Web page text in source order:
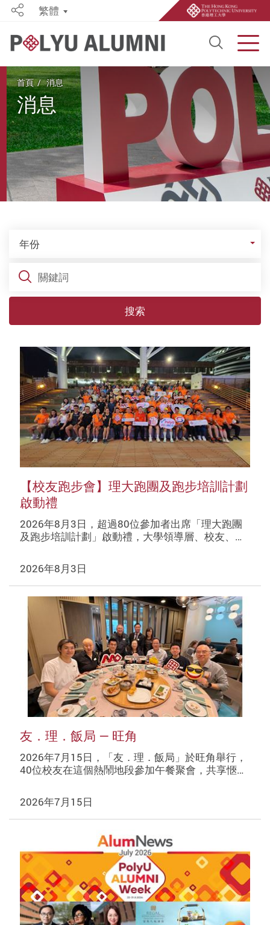
Open
Share繁體
Start main content
首頁 消息
消息
年份
關鍵詞
搜索
【校友跑步會】理大跑團及跑步培訓計劃
啟動禮
2026年8月3日，超過80位參加者出席「理大跑團
及跑步培訓計劃」啟動禮，大學領導層、校友、…
2026年8月3日
友．理．飯局 — 旺角
2026年7月15日，「友．理．飯局」於旺角舉行，
40位校友在這個熱鬧地段參加午餐聚會，共享愜…
2026年7月15日